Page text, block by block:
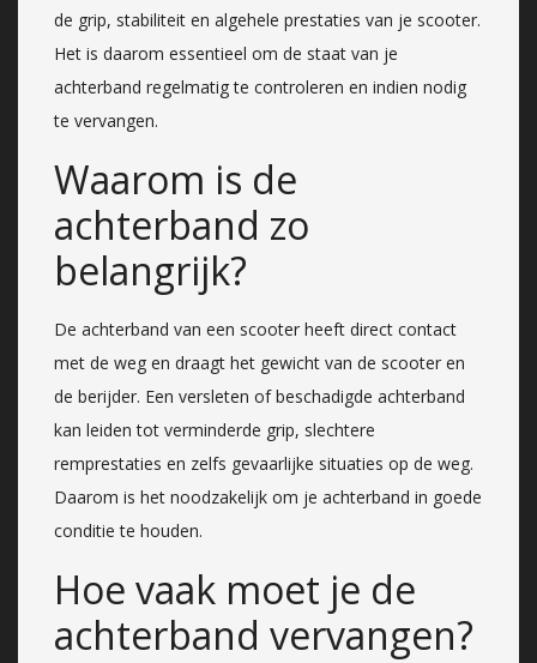
de grip, stabiliteit en algehele prestaties van je scooter.
Het is daarom essentieel om de staat van je
achterband regelmatig te controleren en indien nodig
te vervangen.
Waarom is de
achterband zo
belangrijk?
De achterband van een scooter heeft direct contact
met de weg en draagt het gewicht van de scooter en
de berijder. Een versleten of beschadigde achterband
kan leiden tot verminderde grip, slechtere
remprestaties en zelfs gevaarlijke situaties op de weg.
Daarom is het noodzakelijk om je achterband in goede
conditie te houden.
Hoe vaak moet je de
achterband vervangen?